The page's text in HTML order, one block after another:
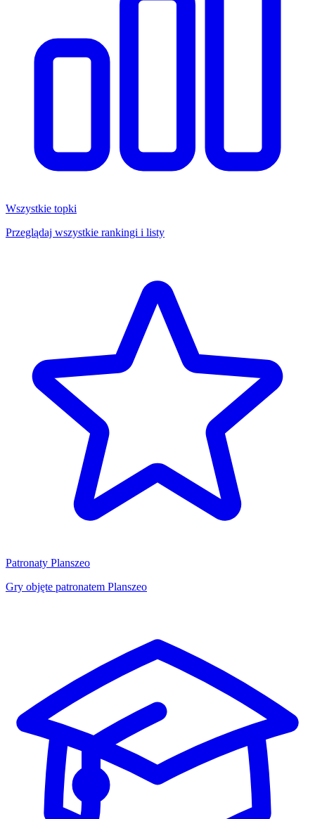
Wszystkie topki
Przeglądaj wszystkie rankingi i listy
Patronaty Planszeo
Gry objęte patronatem Planszeo